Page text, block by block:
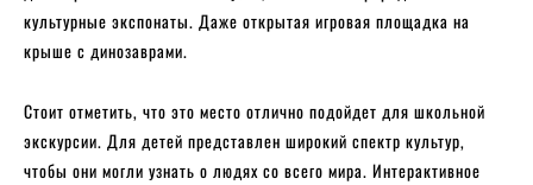
культурные экспонаты. Даже открытая игровая площадка на
крыше с динозаврами.
Стоит отметить, что это место отлично подойдет для школьной
экскурсии. Для детей представлен широкий спектр культур,
чтобы они могли узнать о людях со всего мира. Интерактивное